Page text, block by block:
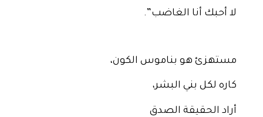
لا أحبك أنا الغاضب”.
مستهزئ هو بناموس الكون،
كاره لكل بني البشر،
أراد الحقيقة الصدق